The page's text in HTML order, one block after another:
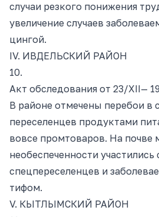
случаи резкого понижения
увеличение случаев
цингой.
IV. ИВДЕЛЬСКИЙ РАЙОН
10.
Акт обследования от 23/ХII—
В районе отмечены перебои в
переселенцев продуктами
вовсе промтоваров. На почве
необеспеченности участились
спецпереселенцев и
тифом.
V. КЫТЛЫМСКИЙ РАЙОН